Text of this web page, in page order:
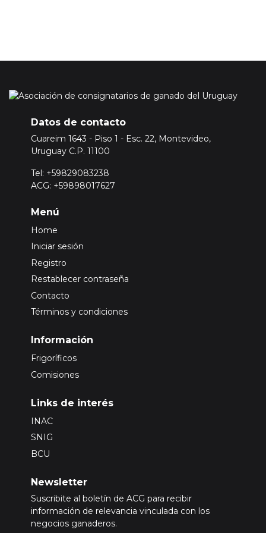
Datos de contacto
Cuareim 1643 - Piso 1 - Esc. 22, Montevideo,
Uruguay C.P. 11100
Tel: +59829083238
ACG: +59898017627
Menú
Home
Iniciar sesión
Registro
Restablecer contraseña
Contacto
Términos y condiciones
Información
Frigoríficos
Comisiones
Links de interés
INAC
SNIG
BCU
Newsletter
Suscribite al boletín de ACG para recibir
información de relevancia vinculada con los
negocios ganaderos.